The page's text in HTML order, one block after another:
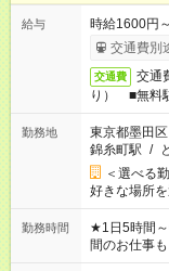
給与
時給1600円
交通費別
交通費
交通
り） ■無料
勤務地
東京都墨田区
錦糸町駅 /
＜選べる
好きな場所を
勤務時間
★1日5時間
間のお仕事
庭の都合で